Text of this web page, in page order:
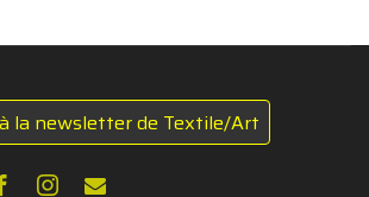
la newsletter de Textile/Art